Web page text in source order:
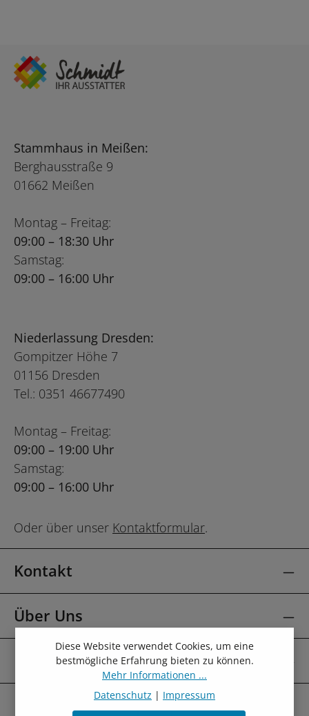
Stammhaus in Meißen:
Berghausstraße 9
01662 Meißen
Montag – Freitag:
09:00 – 18:30 Uhr
Samstag:
09:00 – 16:00 Uhr
Niederlassung Dresden:
Gompitzer Höhe 7
01156 Dresden
Tel.: 0351 46677490
Montag – Freitag:
09:00 – 19:00 Uhr
Samstag:
09:00 – 16:00 Uhr
Oder über unser Kontaktformular.
Kontakt
Über Uns
Mehr Über
Diese Website verwendet Cookies, um eine
bestmögliche Erfahrung bieten zu können.
Mehr Informationen ...
Datenschutz | Impressum